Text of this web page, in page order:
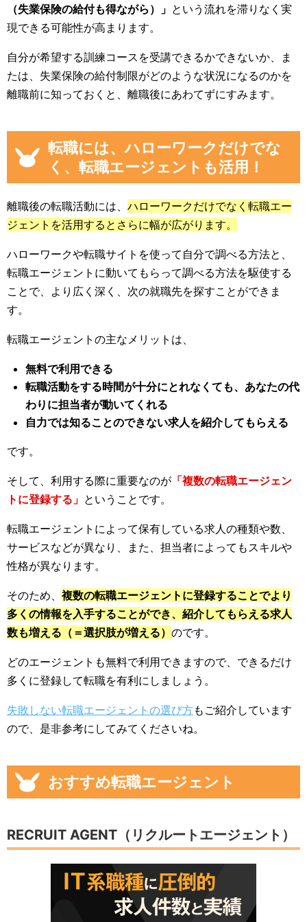
（失業保険の給付も得ながら）」 という流れを滞りなく実
現できる可能性が高まります。
自分が希望する訓練コースを受講できるかできないか、ま
たは、失業保険の給付制限がどのような状況になるのかを
離職前に知っておくと、離職後にあわてずにすみます。
転職には、ハローワークだけでな
く、転職エージェントも活用！
離職後の転職活動には、 ハローワークだけでなく転職エー
ジェントを活用するとさらに幅が広がります。
ハローワークや転職サイトを使って自分で調べる方法と、
転職エージェントに動いてもらって調べる方法を駆使する
ことで、より広く深く、次の就職先を探すことができま
す。
転職エージェントの主なメリットは、
無料で利用できる
転職活動をする時間が十分にとれなくても、あなたの代
わりに担当者が動いてくれる
自力では知ることのできない求人を紹介してもらえる
です。
そして、利用する際に重要なのが 「複数の転職エージェン
トに登録する」 ということです。
転職エージェントによって保有している求人の種類や数、
サービスなどが異なり、また、担当者によってもスキルや
性格が異なります。
そのため、 複数の転職エージェントに登録することでより
多くの情報を入手することができ、紹介してもらえる求人
数も増える（＝選択肢が増える） のです。
どのエージェントも無料で利用できますので、できるだけ
多くに登録して転職を有利にしましょう。
失敗しない転職エージェントの選び方もご紹介しています
ので、是非参考にしてみてくださいね。
おすすめ転職エージェント
RECRUIT AGENT（リクルートエージェント）